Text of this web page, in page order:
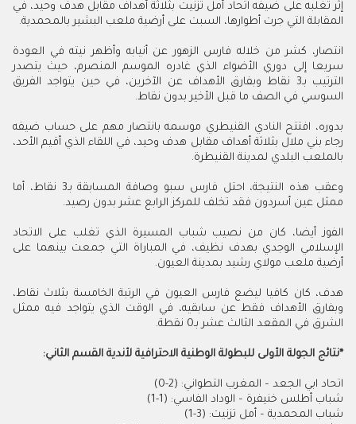
إثر تغلبه على ضيفه اتحاد أمل تزنيت بثلاثة أهداف مقابل هدف وحيد، في
المقابلة التي جرت أطوارها، السبت على أرضية ملعب البشير بالمحمدية.
انتصار، كشر من خلاله فارس الزهور عن أنيابه وأظهر نيته في العودة
سريعا إلى دوري الأضواء الذي غادره الموسم المنصرم، حيث يتصدر
الترتيب بـ3 نقاط وبفارق الأهداف عن الآخرين، في حين يتواجد الفريق
السوسي في الصف ما قبل الأخير بدون نقاط.
بدوره، افتتح النادي القنيطري موسمه بانتصار مهم على حساب ضيفه
رجاء بني ملال بثلاثة أهداف مقابل هدف وحيد، في اللقاء الذي أقيم الأحد،
بالملعب البلدي لمدينة القنيطرة.
وعقب هذه النتيجة، احتل فارس سبو وصافة المسابقة بـ3 نقاط، أما
ممثل عين أسردون فقد تخلف للمركز الرابع عشر بدون رصيد.
الفوز أيضا، كان من نصيب شباب المسيرة الذي تغلب على الاتحاد
الإسلامي الوجدي بهدف نظيف، في المباراة التي جمعت بينهما على
أرضية ملعب مولاي رشيد بمدينة العيون.
هدف، كان كافيا ليضع فارس العيون في الرتبة الخامسة بثلاث نقاط،
وبفارق الأهداف فقط عن سابقيه، في الوقت الذي يتواجد فيه ممثل
الشرق في المقعد الثالث عشر بـ0 نقطة
.
*نتائج الجولة الأولى للبطولة الوطنية الاحترافية لأندية القسم الثاني:
اتحاد ابي الجعد – المغرب التطواني: (2-0)
شباب أطلس خنيفرة – الوداد الفاسي: (1-1)
شباب المحمدية – أمل تزنيت: (3-1)